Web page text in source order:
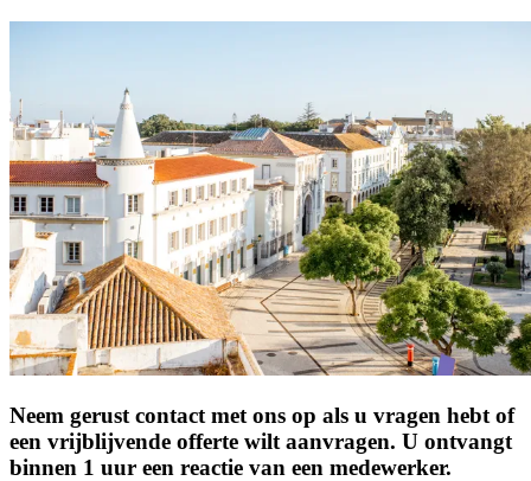
Neem gerust contact met ons op als u vragen hebt of
een vrijblijvende offerte wilt aanvragen. U ontvangt
binnen 1 uur een reactie van een medewerker.